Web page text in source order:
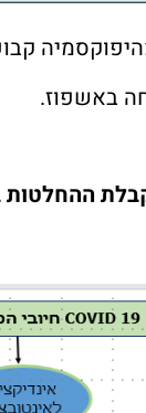
באשפוז.
ההחלטות